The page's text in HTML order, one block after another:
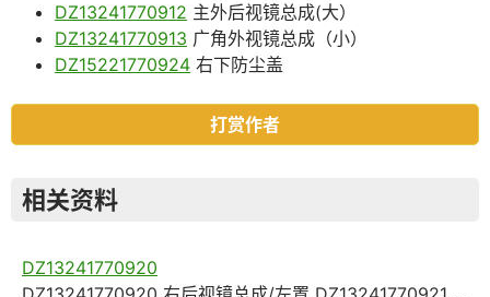
DZ13241770912 主外后视镜总成(大）
DZ13241770913 广角外视镜总成（小）
DZ15221770924 右下防尘盖
打赏作者
相关资料
DZ13241770920